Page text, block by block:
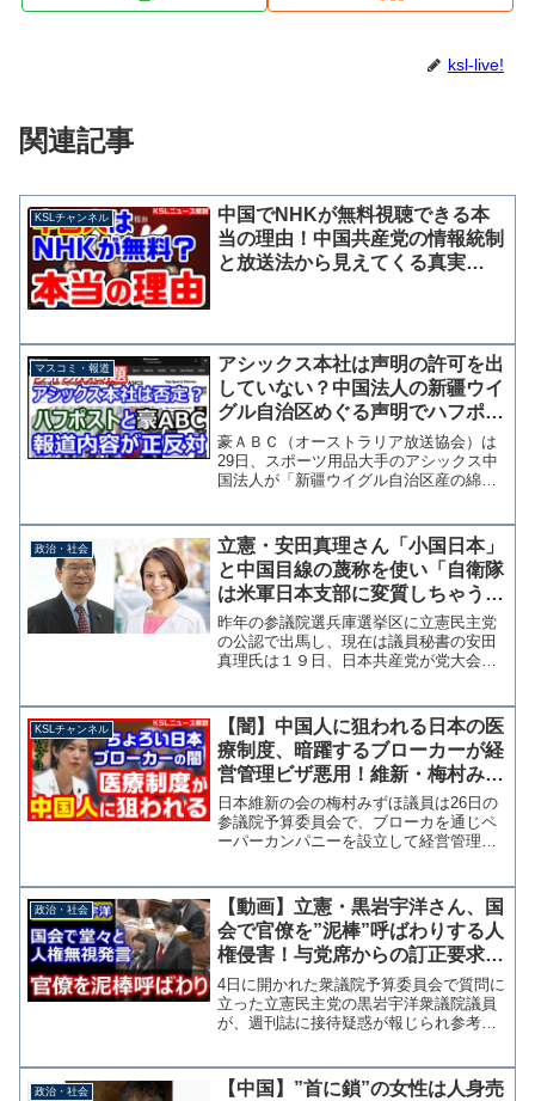
ksl-live!
関連記事
KSLチャンネル
中国でNHKが無料視聴できる本
当の理由！中国共産党の情報統制
と放送法から見えてくる真実
マスコミ・報道
アシックス本社は声明の許可を出
していない？中国法人の新疆ウイ
グル自治区めぐる声明でハフポス
トと異なる報道、豪ＡＢＣ
豪ＡＢＣ（オーストラリア放送協会）は
29日、スポーツ用品大手のアシックス中
国法人が「新疆ウイグル自治区産の綿花
表した問題について、本社広報担当者が
「問題となっている発言...
政治・社会
立憲・安田真理さん「小国日本」
と中国目線の蔑称を使い「自衛隊
は米軍日本支部に変質しちゃう」
志位委員長に共産党政権を望むメ
ッセージ
昨年の参議院選兵庫選挙区に立憲民主党
の公認で出馬し、現在は議員秘書の安田
真理氏は１９日、日本共産党が党大会で
「野党連合政権」にお任せしたい」と志
位和夫委員長にメッセージ...
KSLチャンネル
【闇】中国人に狙われる日本の医
療制度、暗躍するブローカーが経
営管理ビザ悪用！維新・梅村みず
ほ「ちょろい国・日本と思われ
る」【KSLチャンネル】
日本維新の会の梅村みずほ議員は26日の
参議院予算委員会で、ブローカを通じペ
ーパーカンパニーを設立して経営管理ビ
岡厚生労働大臣の見解を質し「ちょろい
国・日本と思われないよ...
政治・社会
【動画】立憲・黒岩宇洋さん、国
会で官僚を”泥棒”呼ばわりする人
権侵害！与党席からの訂正要求も
無視
4日に開かれた衆議院予算委員会で質問に
立った立憲民主党の黒岩宇洋衆議院議員
が、週刊誌に接待疑惑が報じられ参考人
参考人招致で答弁に立った総務官僚は、
政治・社会 【中国】”首に鎖”の女性は人身売